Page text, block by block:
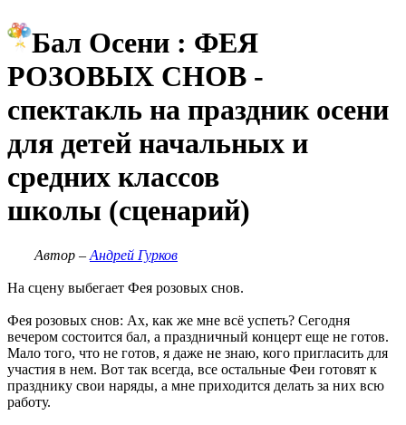
Бал Осени : ФЕЯ
РОЗОВЫХ СНОВ -
спектакль на праздник осени
для детей начальных и
средних классов
школы (сценарий)
Автор – Андрей Гурков
На сцену выбегает Фея розовых снов.
Фея розовых снов: Ах, как же мне всё успеть? Сегодня
вечером состоится бал, а праздничный концерт еще не готов.
Мало того, что не готов, я даже не знаю, кого пригласить для
участия в нем. Вот так всегда, все остальные Феи готовят к
празднику свои наряды, а мне приходится делать за них всю
работу.